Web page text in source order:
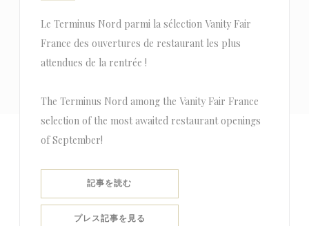
Le Terminus Nord parmi la sélection Vanity Fair
France des ouvertures de restaurant les plus
attendues de la rentrée !
The Terminus Nord among the Vanity Fair France
selection of the most awaited restaurant openings
of September!
記事を読む
プレス記事を見る